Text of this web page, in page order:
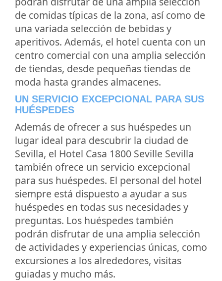
de comidas típicas de la zona, así como de
una variada selección de bebidas y
aperitivos. Además, el hotel cuenta con un
centro comercial con una amplia selección
de tiendas, desde pequeñas tiendas de
moda hasta grandes almacenes.
UN SERVICIO EXCEPCIONAL PARA SUS
HUÉSPEDES
Además de ofrecer a sus huéspedes un
lugar ideal para descubrir la ciudad de
Sevilla, el Hotel Casa 1800 Seville Sevilla
también ofrece un servicio excepcional
para sus huéspedes. El personal del hotel
siempre está dispuesto a ayudar a sus
huéspedes en todas sus necesidades y
preguntas. Los huéspedes también
podrán disfrutar de una amplia selección
de actividades y experiencias únicas, como
excursiones a los alrededores, visitas
guiadas y mucho más.